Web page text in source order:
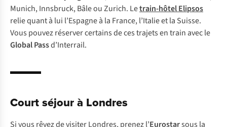
Munich, Innsbruck, Bâle ou Zurich. Letrain-hôtel Elipsos
relie quant à lui l’Espagne à la France, l’Italie et la Suisse.
Vous pouvez réserver certains de ces trajets en train avec le
Global Passd’Interrail.
Court séjour à Londres
Si vous rêvez de visiter Londres, prenez l’Eurostarsous la